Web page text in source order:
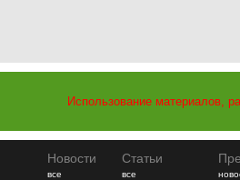
Использование материалов,
Новости
все
Статьи
все